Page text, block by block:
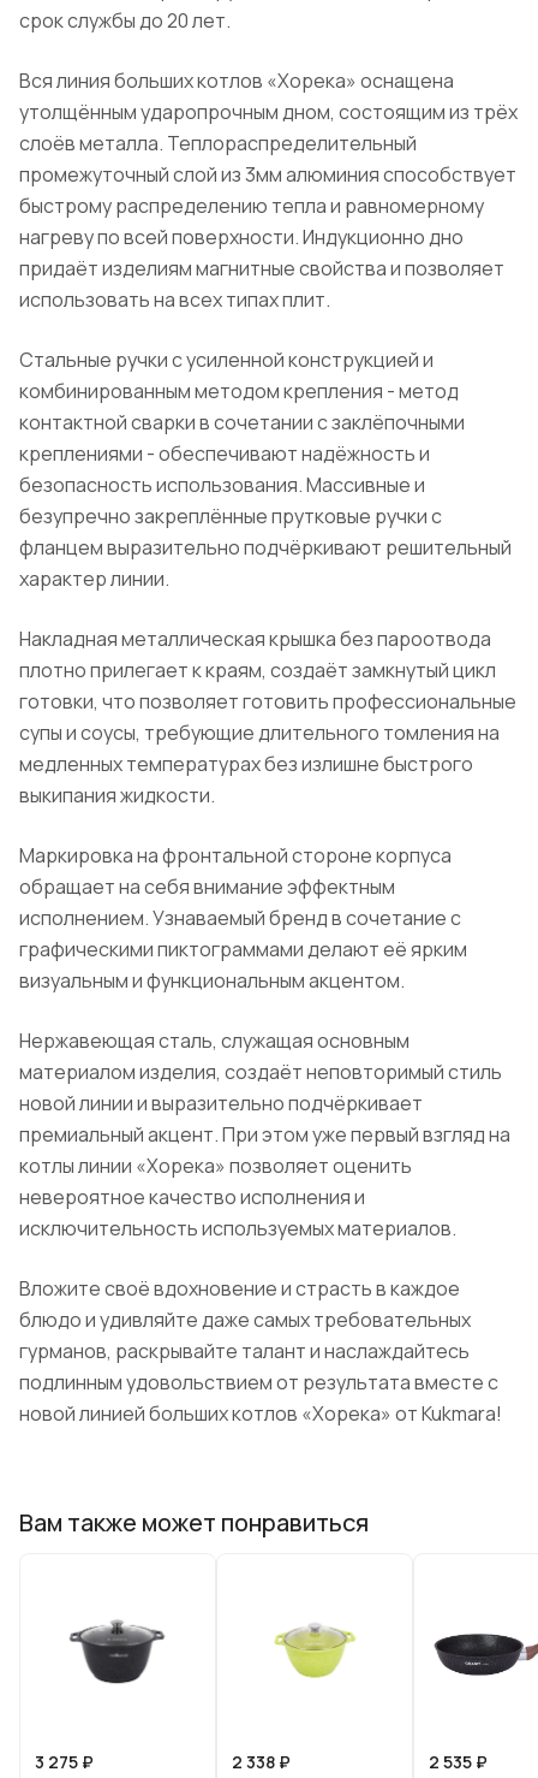
срок службы до 20 лет.
Вся линия больших котлов «Хорека» оснащена
утолщённым ударопрочным дном, состоящим из трёх
слоёв металла. Теплораспределительный
промежуточный слой из 3мм алюминия способствует
быстрому распределению тепла и равномерному
нагреву по всей поверхности. Индукционно дно
придаёт изделиям магнитные свойства и позволяет
использовать на всех типах плит.
Стальные ручки с усиленной конструкцией и
комбинированным методом крепления - метод
контактной сварки в сочетании с заклёпочными
креплениями - обеспечивают надёжность и
безопасность использования. Массивные и
безупречно закреплённые прутковые ручки с
фланцем выразительно подчёркивают решительный
характер линии.
Накладная металлическая крышка без пароотвода
плотно прилегает к краям, создаёт замкнутый цикл
готовки, что позволяет готовить профессиональные
супы и соусы, требующие длительного томления на
медленных температурах без излишне быстрого
выкипания жидкости.
Маркировка на фронтальной стороне корпуса
обращает на себя внимание эффектным
исполнением. Узнаваемый бренд в сочетание с
графическими пиктограммами делают её ярким
визуальным и функциональным акцентом.
Нержавеющая сталь, служащая основным
материалом изделия, создаёт неповторимый стиль
новой линии и выразительно подчёркивает
премиальный акцент. При этом уже первый взгляд на
котлы линии «Хорека» позволяет оценить
невероятное качество исполнения и
исключительность используемых материалов.
Вложите своё вдохновение и страсть в каждое
блюдо и удивляйте даже самых требовательных
гурманов, раскрывайте талант и наслаждайтесь
подлинным удовольствием от результата вместе с
новой линией больших котлов «Хорека» от Kukmara!
Вам также может понравиться
3 275 ₽
2 338 ₽
2 535 ₽